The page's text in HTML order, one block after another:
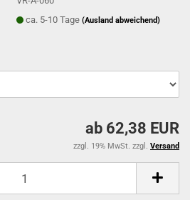
ca. 5-10 Tage(Ausland abweichend)
ab 62,38 EUR
zzgl. 19% MwSt. zzgl. Versand